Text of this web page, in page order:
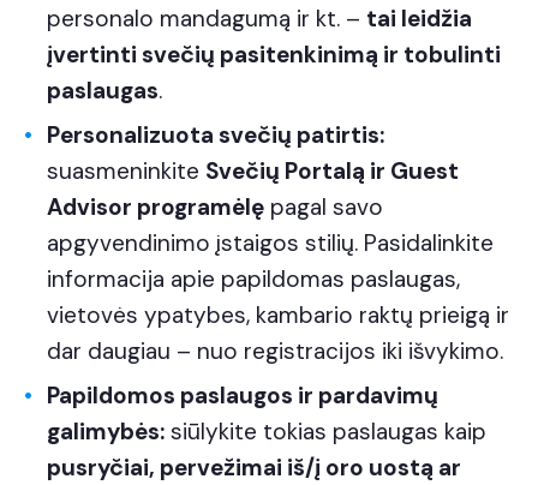
personalo mandagumą ir kt. – tai leidžia
įvertinti svečių pasitenkinimą ir tobulinti
paslaugas.
Personalizuota svečių patirtis:
suasmeninkite Svečių Portalą ir Guest
Advisor programėlę pagal savo
apgyvendinimo įstaigos stilių. Pasidalinkite
informacija apie papildomas paslaugas,
vietovės ypatybes, kambario raktų prieigą ir
dar daugiau – nuo registracijos iki išvykimo.
Papildomos paslaugos ir pardavimų
galimybės: siūlykite tokias paslaugas kaip
pusryčiai, pervežimai iš/į oro uostą ar